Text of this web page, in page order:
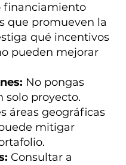
financiamiento
que promueven la
qué incentivos
pueden mejorar
No pongas
solo proyecto.
áreas geográficas
mitigar
Consultar a